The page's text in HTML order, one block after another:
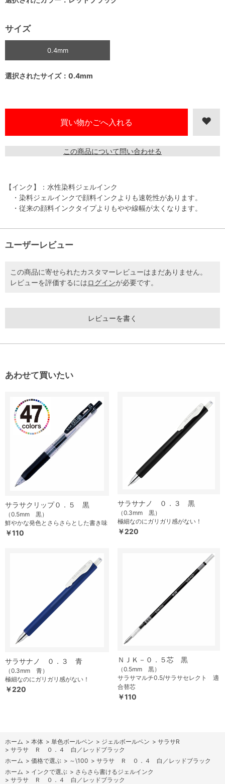
サイズ
0.4mm
選択されたサイズ：0.4mm
この商品について問い合わせる
【インク】：水性染料ジェルインク
・染料ジェルインクで顔料インクよりも速乾性があります。
・従来の顔料インクタイプよりもやや線幅が太くなります。
ユーザーレビュー
この商品に寄せられたカスタマーレビューはまだありません。
レビューを評価するにはログインが必要です。
レビューを書く
あわせて買いたい
サラサクリップ０．５ 黒
（0.5mm 黒）
鮮やかな発色とさらさらとした書き味
￥110
サラサナノ ０．３ 黒
（0.3mm 黒）
極細なのにガリガリ感がない！
￥220
サラサナノ ０．３ 青
（0.3mm 青）
極細なのにガリガリ感がない！
￥220
ＮＪＫ－０．５芯 黒
（0.5mm 黒）
サラサマルチ0.5/サラサセレクト 適
合替芯
￥110
ホーム > 本体 > 単色ボールペン > ジェルボールペン > サラサR
> サラサ Ｒ ０．４ 白／レッドブラック
ホーム > 価格で選ぶ > ～\100 > サラサ Ｒ ０．４ 白／レッドブラック
ホーム > インクで選ぶ > さらさら書けるジェルインク
> サラサ Ｒ ０．４ 白／レッドブラック